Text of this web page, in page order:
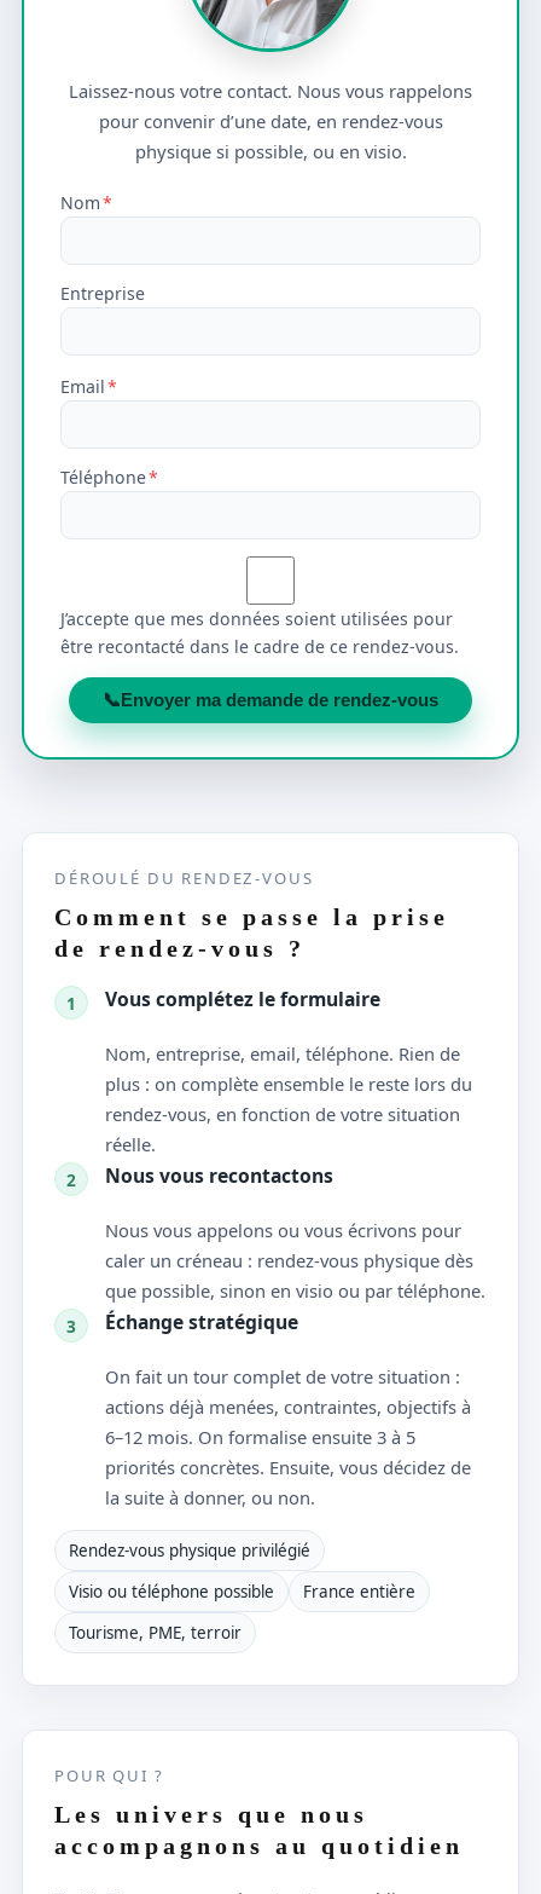
Laissez-nous votre contact. Nous vous rappelons
pour convenir d’une date, en rendez-vous
physique si possible, ou en visio.
Nom*
Entreprise
Email*
Téléphone*
J’accepte que mes données soient utilisées pour
être recontacté dans le cadre de ce rendez-vous.
📞Envoyer ma demande de rendez-vous
DÉROULÉ DU RENDEZ-VOUS
Comment se passe la prise
de rendez-vous ?
1 Vous complétez le formulaire
Nom, entreprise, email, téléphone. Rien de
plus : on complète ensemble le reste lors du
rendez-vous, en fonction de votre situation
réelle.
2 Nous vous recontactons
Nous vous appelons ou vous écrivons pour
caler un créneau : rendez-vous physique dès
que possible, sinon en visio ou par téléphone.
3 Échange stratégique
On fait un tour complet de votre situation :
actions déjà menées, contraintes, objectifs à
6–12 mois. On formalise ensuite 3 à 5
priorités concrètes. Ensuite, vous décidez de
la suite à donner, ou non.
Rendez-vous physique privilégié
Visio ou téléphone possible
France entière
Tourisme, PME, terroir
POUR QUI ?
Les univers que nous
accompagnons au quotidien